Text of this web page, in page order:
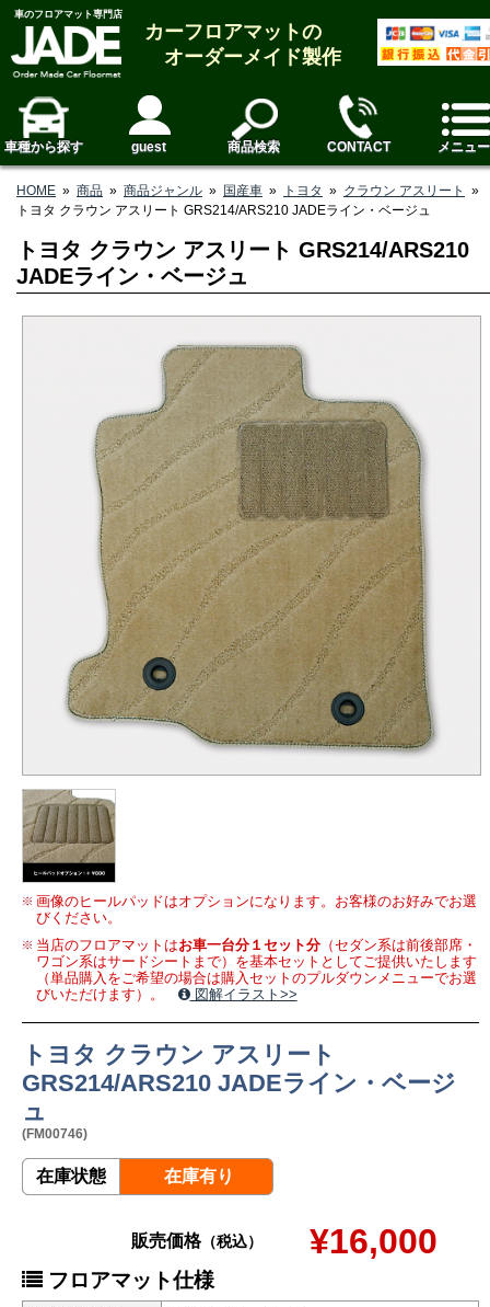
車のフロアマット専門店
カーフロアマットの
オーダーメイド製作
車種から探す guest 商品検索 CONTACT メニュー
HOME » 商品 » 商品ジャンル » 国産車 » トヨタ » クラウン アスリート
»
トヨタ クラウン アスリート GRS214/ARS210 JADEライン・ベージュ
トヨタ クラウン アスリート GRS214/ARS210
JADEライン・ベージュ
画像のヒールパッドはオプションになります。お客様のお好みでお選
びください。
当店のフロアマットはお車一台分１セット分（セダン系は前後部席・
ワゴン系はサードシートまで）を基本セットとしてご提供いたします
（単品購入をご希望の場合は購入セットのプルダウンメニューでお選
びいただけます）。
図解イラスト>>
トヨタ クラウン アスリート
GRS214/ARS210 JADEライン・ベージ
ュ
(FM00746)
在庫状態 在庫有り
販売価格（税込） ¥16,000
フロアマット仕様